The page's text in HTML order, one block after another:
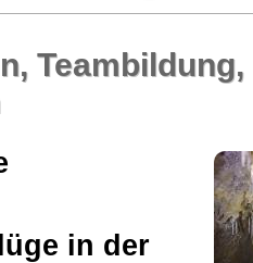
Teambildung,
in der